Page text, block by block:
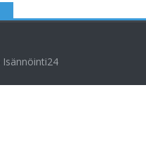
Isännöinti24